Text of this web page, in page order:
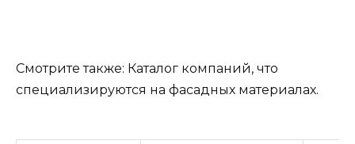
Смотрите также: Каталог компаний, что
специализируются на фасадных материалах.